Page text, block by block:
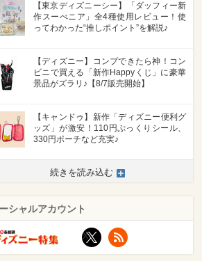
【東京ディズニーシー】「ダッフィー新
作スーべニア」全4種使用レビュー！使
ってわかった“推しポイント”を解説♪
【ディズニー】コンプできたら神！コン
ビニで買える「新作Happyくじ」に豪華
景品がズラリ♪【8/7販売開始】
【キャンドゥ】新作「ディズニー便利グ
ッズ」が激安！110円ぷっくりシール、
330円ポーチなど充実♪
続きを読み込む
シャルアカウント
X